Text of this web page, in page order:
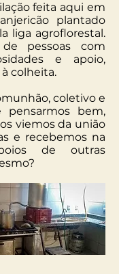
feita aqui em
plantado
liga agroflorestal.
pessoas com
e apoio,
colheita.
coletivo e
pensarmos bem,
viemos da união
e recebemos na
de outras